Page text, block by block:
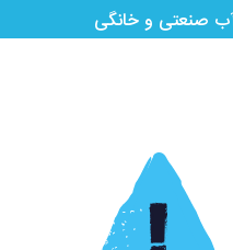
آب صنعتی و خانگی